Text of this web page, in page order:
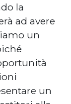
la
ad avere
un
un